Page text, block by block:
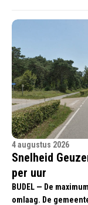
4 augustus 2026
Snelheid
per uur
BUDEL — De
omlaag. De